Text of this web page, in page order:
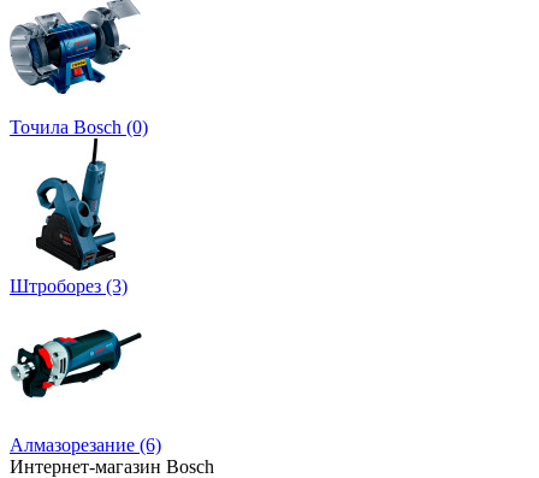
Точила Bosch (0)
Штроборез (3)
Алмазорезание (6)
Интернет-магазин Bosch